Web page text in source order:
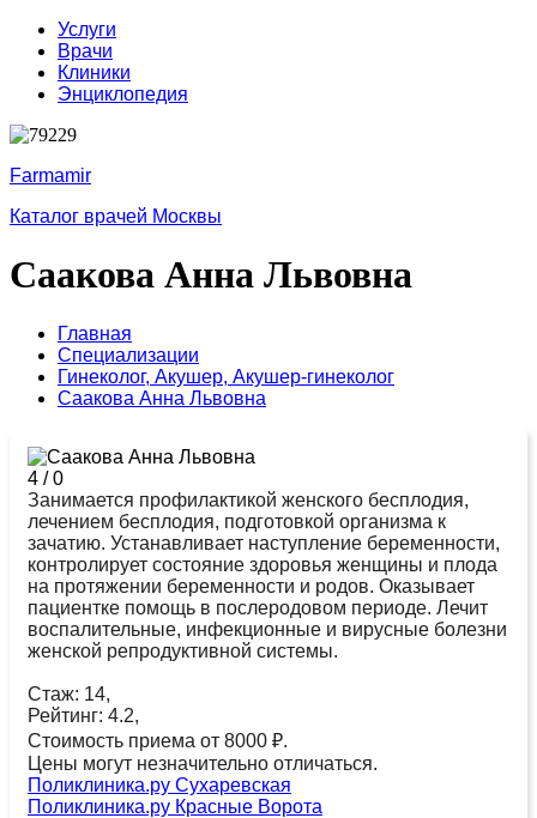
Услуги
Врачи
Клиники
Энциклопедия
Farmamir
Каталог врачей Москвы
Саакова Анна Львовна
Главная
Специализации
Гинеколог, Акушер, Акушер-гинеколог
Саакова Анна Львовна
4 /0
Занимается профилактикой женского бесплодия,
лечением бесплодия, подготовкой организма к
зачатию. Устанавливает наступление беременности,
контролирует состояние здоровья женщины и плода
на протяжении беременности и родов. Оказывает
пациентке помощь в послеродовом периоде. Лечит
воспалительные, инфекционные и вирусные болезни
женской репродуктивной системы.
Стаж: 14,
Рейтинг: 4.2,
Стоимость приема от 8000 ₽.
Цены могут незначительно отличаться.
Поликлиника.ру Сухаревская
Поликлиника.ру Красные Ворота